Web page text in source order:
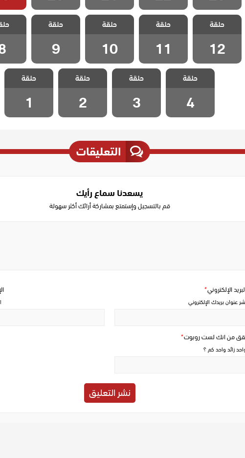
مسلسل رحلة
الحب حاجي بيرم
ولي الحلقة 12
حلقة
12
مسلسل رحلة
الحب حاجي بيرم
ولي الحلقة 11
حلقة
11
مسلسل رحلة
الحب حاجي بيرم
ولي الحلقة 10
حلقة
10
مسلسل رحلة
الحب حاجي بيرم
ولي الحلقة 9
حلقة
9
الحب
ولي
مسلسل رحلة
الحب حاجي بيرم
ولي الحلقة 4
حلقة
4
مسلسل رحلة
الحب حاجي بيرم
ولي الحلقة 3
حلقة
3
مسلسل رحلة
الحب حاجي بيرم
ولي الحلقة 2
حلقة
2
مسلسل رحلة
الحب حاجي بيرم
ولي الحلقة 1
حلقة
1
التعليقات
يسعدنا سماع رأيك
قم بالتسجيل وإستمتع بمشاركة أرائك أكثر سهولة
من انك لست روبوت*
زائد واحد كم ؟
الإلكتروني*
عنوان بريدك الإلكتروني